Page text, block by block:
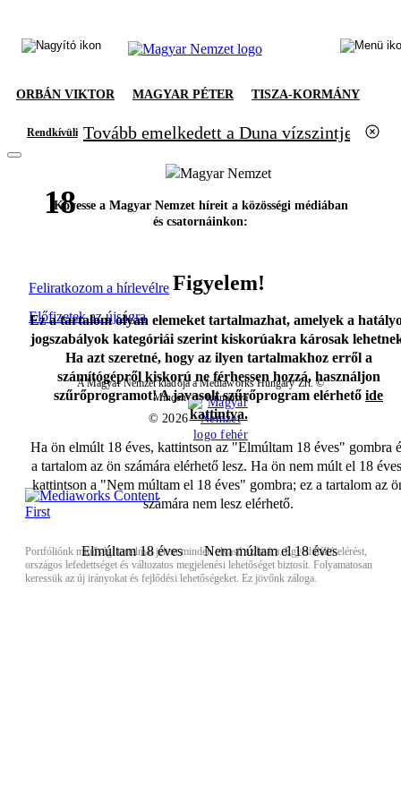
ORBÁN VIKTOR MAGYAR PÉTER TISZA-KORMÁNY
Rendkívüli Tovább emelkedett a Duna vízszintje,
18
Figyelem!
Ez a tartalom olyan elemeket tartalmazhat, amelyek a
jogszabályok kategóriái szerint kiskorúakra károsak
Ha azt szeretné, hogy az ilyen tartalmakhoz erről a
számítógépről kiskorú ne férhessen hozzá, használjon
szűrőprogramot! A javasolt szűrőprogram elérhető ide
kattintva.
Ha ön elmúlt 18 éves, kattintson az "Elmúltam 18 éves" gombra
a tartalom az ön számára elérhető lesz. Ha ön nem múlt el 18
kattintson a "Nem múltam el 18 éves" gombra; ez a tartalom az
számára nem lesz elérhető.
Elmúltam 18 éves Nem múltam el 18 éves
Feliratkozom a hírlevélre
Kövesse a Magyar Nemzet híreit a közösségi médiában
és csatornáinkon:
Előfizetek az újságra
A Magyar Nemzet kiadója a Mediaworks Hungary Zrt. ©
Minden jog fenntartva
© 2026
Portfóliónk minőségi tartalmat jelent minden olvasó számára. Egyedülálló elérést,
országos lefedettséget és változatos megjelenési lehetőséget biztosít. Folyamatosan
keressük az új irányokat és fejlődési lehetőségeket. Ez jövőnk záloga.